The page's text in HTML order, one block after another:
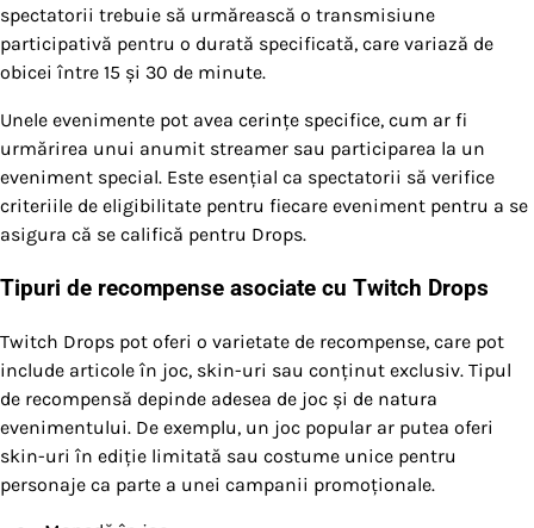
spectatorii trebuie să urmărească o transmisiune
participativă pentru o durată specificată, care variază de
obicei între 15 și 30 de minute.
Unele evenimente pot avea cerințe specifice, cum ar fi
urmărirea unui anumit streamer sau participarea la un
eveniment special. Este esențial ca spectatorii să verifice
criteriile de eligibilitate pentru fiecare eveniment pentru a se
asigura că se califică pentru Drops.
Tipuri de recompense asociate cu Twitch Drops
Twitch Drops pot oferi o varietate de recompense, care pot
include articole în joc, skin-uri sau conținut exclusiv. Tipul
de recompensă depinde adesea de joc și de natura
evenimentului. De exemplu, un joc popular ar putea oferi
skin-uri în ediție limitată sau costume unice pentru
personaje ca parte a unei campanii promoționale.